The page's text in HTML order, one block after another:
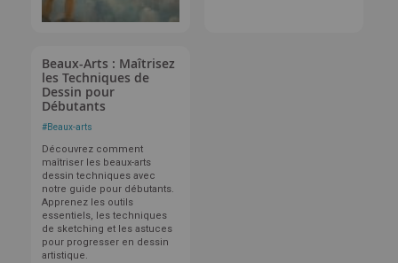
Beaux-Arts : Maîtrisez
les Techniques de
Dessin pour
Débutants
#Beaux-arts
Découvrez comment
maîtriser les beaux-arts
dessin techniques avec
notre guide pour débutants.
Apprenez les outils
essentiels, les techniques
de sketching et les astuces
pour progresser en dessin
artistique.